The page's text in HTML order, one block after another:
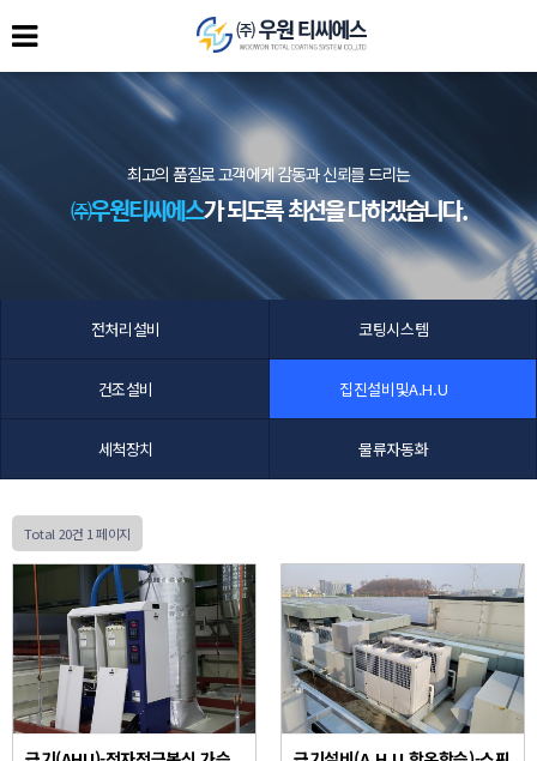
최고의 품질로 고객에게 감동과 신뢰를 드리는
㈜우원티씨에스가 되도록 최선을 다하겠습니다.
전처리설비 코팅시스템
건조설비 집진설비및A.H.U
세척장치 물류자동화
Total 20건 1 페이지